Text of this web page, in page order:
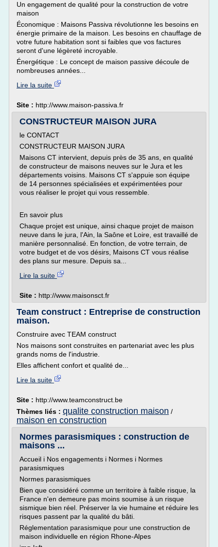
Un engagement de qualité pour la construction de votre
maison
Économique : Maisons Passiva révolutionne les besoins en
énergie primaire de la maison. Les besoins en chauffage de
votre future habitation sont si faibles que vos factures
seront d'une légèreté incroyable.
Énergétique : Le concept de maison passive découle de
nombreuses années...
Lire la suite
Site : http://www.maison-passiva.fr
CONSTRUCTEUR MAISON JURA
le CONTACT
CONSTRUCTEUR MAISON JURA
Maisons CT intervient, depuis près de 35 ans, en qualité
de constructeur de maisons neuves sur le Jura et les
départements voisins. Maisons CT s'appuie son équipe
de 14 personnes spécialisées et expérimentées pour
vous réaliser le projet qui vous ressemble.
En savoir plus
Chaque projet est unique, ainsi chaque projet de maison
neuve dans le jura, l'Ain, la Saône et Loire, est travaillé de
manière personnalisé. En fonction, de votre terrain, de
votre budget et de vos désirs, Maisons CT vous réalise
des plans sur mesure. Depuis sa...
Lire la suite
Site : http://www.maisonsct.fr
Team construct : Entreprise de construction
maison.
Construire avec TEAM construct
Nos maisons sont construites en partenariat avec les plus
grands noms de l'industrie.
Elles affichent confort et qualité de...
Lire la suite
Site : http://www.teamconstruct.be
Thèmes liés : qualite construction maison /
maison en construction
Normes parasismiques : construction de
maisons ...
Accueil i Nos engagements i Normes i Normes
parasismiques
Normes parasismiques
Bien que considéré comme un territoire à faible risque, la
France n'en demeure pas moins soumise à un risque
sismique bien réel. Préserver la vie humaine et réduire les
risques passent par la qualité du bâti.
Réglementation parasismique pour une construction de
maison individuelle en région Rhone-Alpes